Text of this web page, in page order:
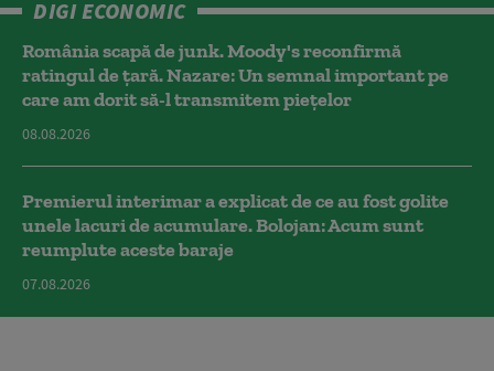
DIGI ECONOMIC
România scapă de junk. Moody's reconfirmă
ratingul de țară. Nazare: Un semnal important pe
care am dorit să-l transmitem piețelor
08.08.2026
Premierul interimar a explicat de ce au fost golite
unele lacuri de acumulare. Bolojan: Acum sunt
reumplute aceste baraje
07.08.2026